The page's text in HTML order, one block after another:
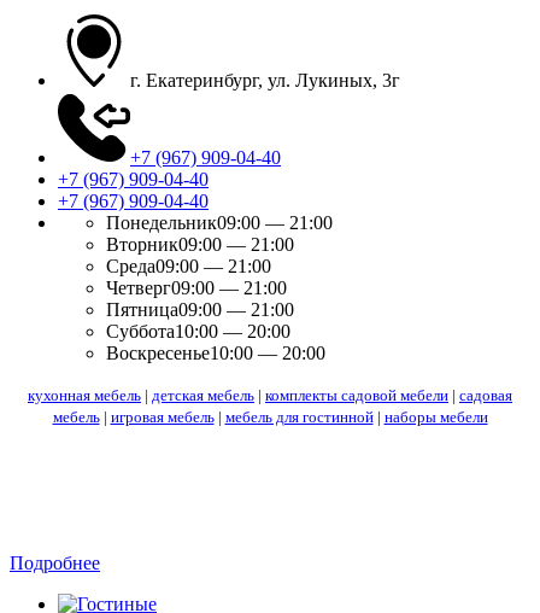
г. Екатеринбург, ул. Лукиных, 3г
+7 (967) 909-04-40
+7 (967) 909-04-40
+7 (967) 909-04-40
Понедельник09:00 — 21:00
Вторник09:00 — 21:00
Среда09:00 — 21:00
Четверг09:00 — 21:00
Пятница09:00 — 21:00
Суббота10:00 — 20:00
Воскресенье10:00 — 20:00
кухонная мебель | детская мебель | комплекты садовой мебели | садовая
мебель| игровая мебель| мебель для гостинной| наборы мебели
Подробнее